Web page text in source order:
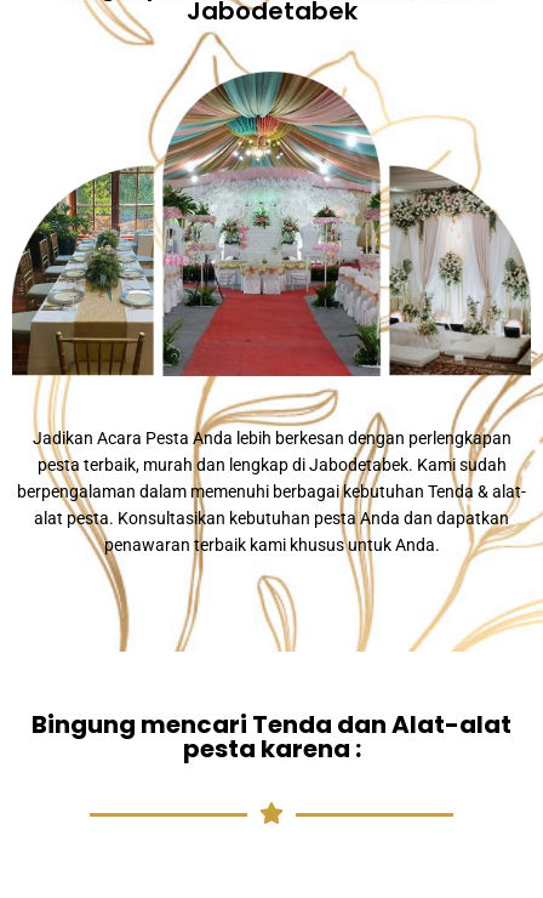
Jabodetabek
Jadikan Acara Pesta Anda lebih berkesan dengan perlengkapan
pesta terbaik, murah dan lengkap di Jabodetabek. Kami sudah
berpengalaman dalam memenuhi berbagai kebutuhan Tenda & alat-
alat pesta. Konsultasikan kebutuhan pesta Anda dan dapatkan
penawaran terbaik kami khusus untuk Anda.
Bingung mencari Tenda dan Alat-alat
pesta karena :